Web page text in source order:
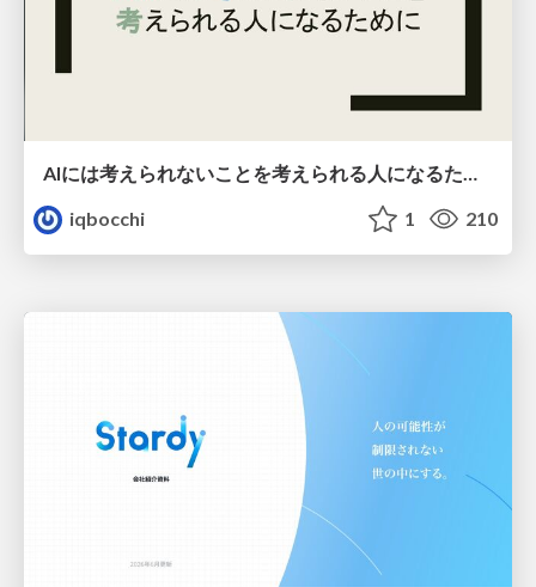
AIには考えられないことを考えられる人になるために
iqbocchi
1 210